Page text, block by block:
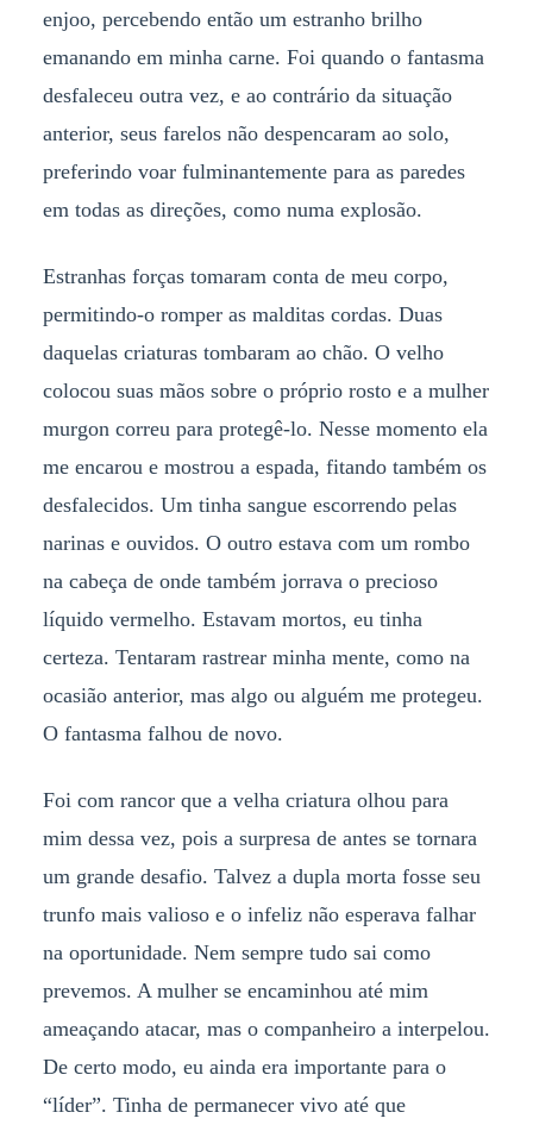
enjoo, percebendo então um estranho brilho
emanando em minha carne. Foi quando o fantasma
desfaleceu outra vez, e ao contrário da situação
anterior, seus farelos não despencaram ao solo,
preferindo voar fulminantemente para as paredes
em todas as direções, como numa explosão.
Estranhas forças tomaram conta de meu corpo,
permitindo-o romper as malditas cordas. Duas
daquelas criaturas tombaram ao chão. O velho
colocou suas mãos sobre o próprio rosto e a mulher
murgon correu para protegê-lo. Nesse momento ela
me encarou e mostrou a espada, fitando também os
desfalecidos. Um tinha sangue escorrendo pelas
narinas e ouvidos. O outro estava com um rombo
na cabeça de onde também jorrava o precioso
líquido vermelho. Estavam mortos, eu tinha
certeza. Tentaram rastrear minha mente, como na
ocasião anterior, mas algo ou alguém me protegeu.
O fantasma falhou de novo.
Foi com rancor que a velha criatura olhou para
mim dessa vez, pois a surpresa de antes se tornara
um grande desafio. Talvez a dupla morta fosse seu
trunfo mais valioso e o infeliz não esperava falhar
na oportunidade. Nem sempre tudo sai como
prevemos. A mulher se encaminhou até mim
ameaçando atacar, mas o companheiro a interpelou.
De certo modo, eu ainda era importante para o
“líder”. Tinha de permanecer vivo até que